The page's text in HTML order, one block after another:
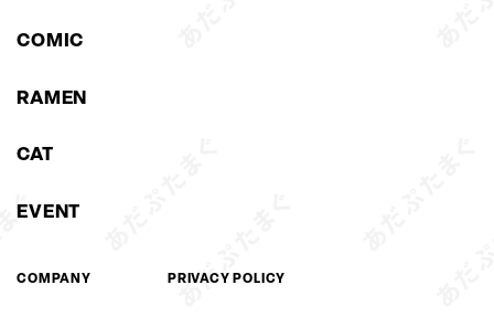
COMIC
RAMEN
CAT
EVENT
COMPANY PRIVACY POLICY